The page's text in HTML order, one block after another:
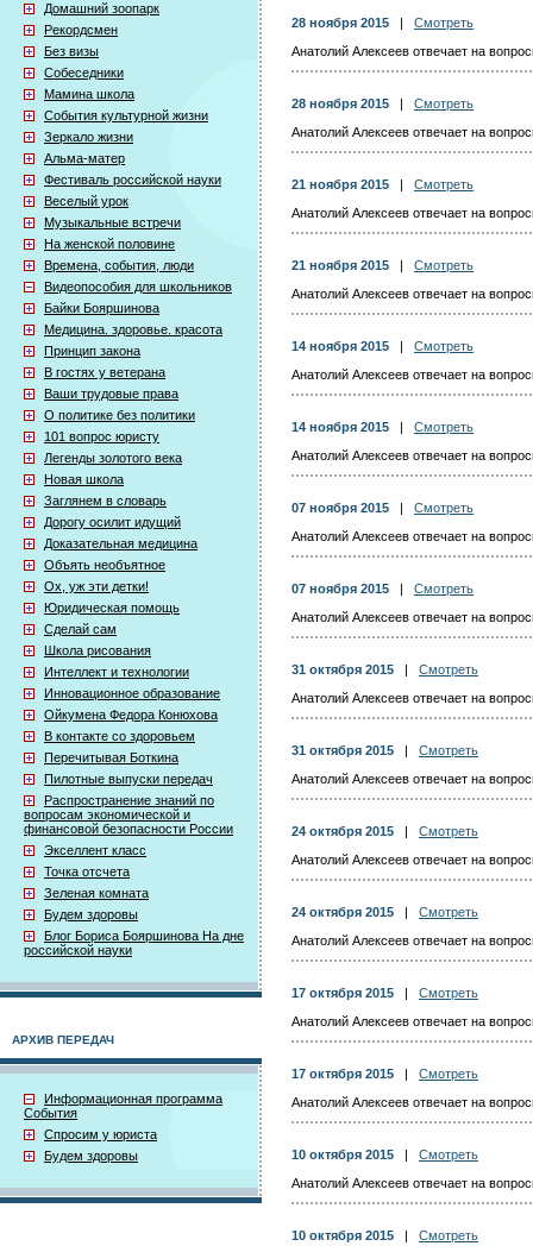
Домашний зоопарк
Рекордсмен
Без визы
Собеседники
Мамина школа
События культурной жизни
Зеркало жизни
Альма-матер
Фестиваль российской науки
Веселый урок
Музыкальные встречи
На женской половине
Времена, события, люди
Видеопособия для школьников
Байки Бояршинова
Медицина. здоровье. красота
Принцип закона
В гостях у ветерана
Ваши трудовые права
О политике без политики
101 вопрос юристу
Легенды золотого века
Новая школа
Заглянем в словарь
Дорогу осилит идущий
Доказательная медицина
Объять необъятное
Ох, уж эти детки!
Юридическая помощь
Сделай сам
Школа рисования
Интеллект и технологии
Инновационное образование
Ойкумена Федора Конюхова
В контакте со здоровьем
Перечитывая Боткина
Пилотные выпуски передач
Распространение знаний по
вопросам экономической и
финансовой безопасности России
Экселлент класс
Точка отсчета
Зеленая комната
Будем здоровы
Блог Бориса Бояршинова На дне
российской науки
АРХИВ ПЕРЕДАЧ
Информационная программа
События
Спросим у юриста
Будем здоровы
28 ноября 2015
Смотреть
Анатолий Алексеев отвечает на
28 ноября 2015
Смотреть
Анатолий Алексеев отвечает на
21 ноября 2015
Смотреть
Анатолий Алексеев отвечает на
21 ноября 2015
Смотреть
Анатолий Алексеев отвечает на
14 ноября 2015
Смотреть
Анатолий Алексеев отвечает на
14 ноября 2015
Смотреть
Анатолий Алексеев отвечает на
07 ноября 2015
Смотреть
Анатолий Алексеев отвечает на
07 ноября 2015
Смотреть
Анатолий Алексеев отвечает на
31 октября 2015
Смотреть
Анатолий Алексеев отвечает на
31 октября 2015
Смотреть
Анатолий Алексеев отвечает на
24 октября 2015
Смотреть
Анатолий Алексеев отвечает на
24 октября 2015
Смотреть
Анатолий Алексеев отвечает на
17 октября 2015
Смотреть
Анатолий Алексеев отвечает на
17 октября 2015
Смотреть
Анатолий Алексеев отвечает на
10 октября 2015
Смотреть
Анатолий Алексеев отвечает на
10 октября 2015
Смотреть